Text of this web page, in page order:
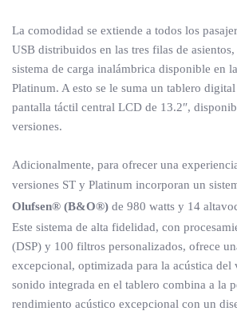
La comodidad se extiende a todos los
USB distribuidos en las tres filas de asientos,
sistema de carga inalámbrica disponible en
Platinum. A esto se le suma un tablero
pantalla táctil central LCD de 13.2″,
versiones.
Adicionalmente, para ofrecer una
versiones ST y Platinum incorporan un
Olufsen® (B&O®) de 980 watts y 14
Este sistema de alta fidelidad, con
(DSP) y 100 filtros personalizados, ofrece
excepcional, optimizada para la acústica del
sonido integrada en el tablero combina a la
rendimiento acústico excepcional con un